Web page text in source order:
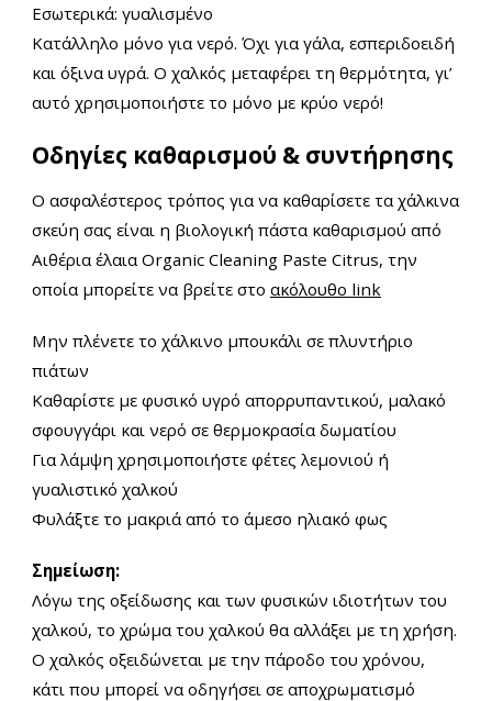
Εσωτερικά: γυαλισμένο
Κατάλληλο μόνο για νερό. Όχι για γάλα, εσπεριδοειδή
και όξινα υγρά. Ο χαλκός μεταφέρει τη θερμότητα, γι’
αυτό χρησιμοποιήστε το μόνο με κρύο νερό!
Οδηγίες καθαρισμού & συντήρησης
Ο ασφαλέστερος τρόπος για να καθαρίσετε τα χάλκινα
σκεύη σας είναι η βιολογική πάστα καθαρισμού από
Αιθέρια έλαια Organic Cleaning Paste Citrus, την
οποία μπορείτε να βρείτε στο ακόλουθο link
Μην πλένετε το χάλκινο μπουκάλι σε πλυντήριο
πιάτων
Καθαρίστε με φυσικό υγρό απορρυπαντικού, μαλακό
σφουγγάρι και νερό σε θερμοκρασία δωματίου
Για λάμψη χρησιμοποιήστε φέτες λεμονιού ή
γυαλιστικό χαλκού
Φυλάξτε το μακριά από το άμεσο ηλιακό φως
Σημείωση:
Λόγω της οξείδωσης και των φυσικών ιδιοτήτων του
χαλκού, το χρώμα του χαλκού θα αλλάξει με τη χρήση.
Ο χαλκός οξειδώνεται με την πάροδο του χρόνου,
κάτι που μπορεί να οδηγήσει σε αποχρωματισμό